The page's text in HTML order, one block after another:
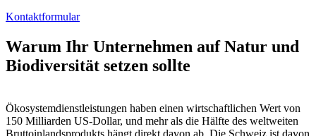
Kontaktformular
Warum Ihr Unternehmen auf Natur und
Biodiversität setzen sollte
Ökosystemdienstleistungen haben einen wirtschaftlichen Wert von
150 Milliarden US-Dollar, und mehr als die Hälfte des weltweiten
Bruttoinlandsprodukts hängt direkt davon ab. Die Schweiz ist davon